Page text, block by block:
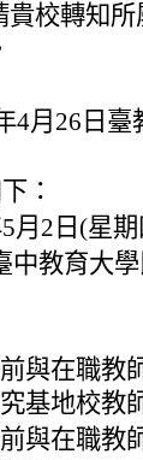
校轉知所
4月26日
：
月2日(星
中教育大
與在職教
基地校教
與在職教